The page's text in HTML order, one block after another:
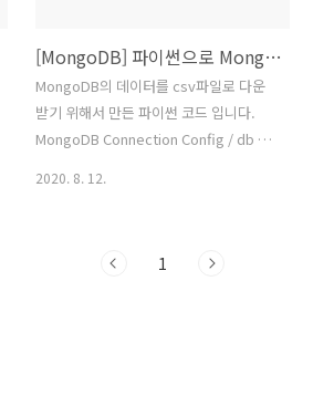
[MongoDB] 파이썬으로 MongoDB 데이터 다운받기
MongoDB의 데이터를 csv파일로 다운
받기 위해서 만든 파이썬 코드 입니다.
MongoDB Connection Config / db 객
# MongoDB Connection Config host
2020. 8. 12.
1